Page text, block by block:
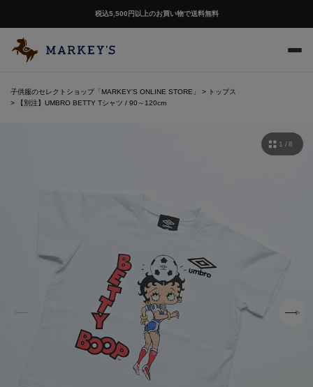
税込5,500円以上のお買い物で送料無料
子供服のセレクトショップ「MARKEY'S ONLINE STORE」
トップス
【別注】UMBRO BETTY Tシャツ / 90～120cm
1 / 8